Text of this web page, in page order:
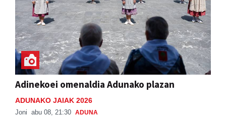
Adinekoei omenaldia Adunako plazan
ADUNAKO JAIAK 2026
Joni abu 08, 21:30 ADUNA